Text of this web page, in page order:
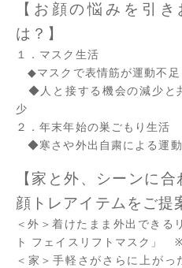
【お顔の悩みを引
は？】
１．マスク生活
◆マスクで表情筋が運動不足
◆人と接する機会の減少と
少
２．年末年始の巣ごもり生活
◆寒さや外出自粛による運動
【家と外、シーンに
顔トレアイテムをご提
＜外＞着けたまま外出できる
ト フェイスリフトマスク」
＜家＞手軽さがさらに上が